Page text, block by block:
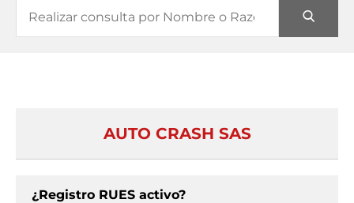
AUTO CRASH SAS
¿Registro RUES activo?